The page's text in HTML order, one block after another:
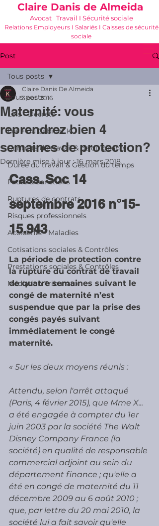
Claire Danis de Almeida
Avocat Travail I Sécurité sociale
Relations Employeurs I Salariés I Caisses de sécurité
sociale
Post
Tous posts
Lois - Décrets
Les + du Cabinet K
Contrats de travail & de dirigeants
Durée du travail & Gestion du temps
Faute & Sanctions
Ruptures de contrats
Risques professionnels
Accidents - Maladies
Cotisations sociales & Contrôles
Prestations sociales & Contrôles
Médiation Tribunaux
Tous posts
Maternité: vous
reprendrez bien 4
semaines de protection?
Claire Danis De Almeida
3 oct. 2016
Dernière mise à jour :16 mars 2018
Cass. Soc 14
septembre 2016 n°15-
15.943
La période de protection contre
la rupture du contrat de travail
de quatre semaines suivant le
congé de maternité n’est
suspendue que par la prise des
congés payés suivant
immédiatement le congé
maternité.
« Sur les deux moyens réunis :
Attendu, selon l'arrêt attaqué
(Paris, 4 février 2015), que Mme X...
a été engagée à compter du 1er
juin 2003 par la société The Walt
Disney Company France (la
société) en qualité de responsable
commercial adjoint au sein du
département finance ; qu'elle a
été en congé de maternité du 11
décembre 2009 au 6 août 2010 ;
que, par lettre du 20 mai 2010, la
société lui a fait savoir qu'elle